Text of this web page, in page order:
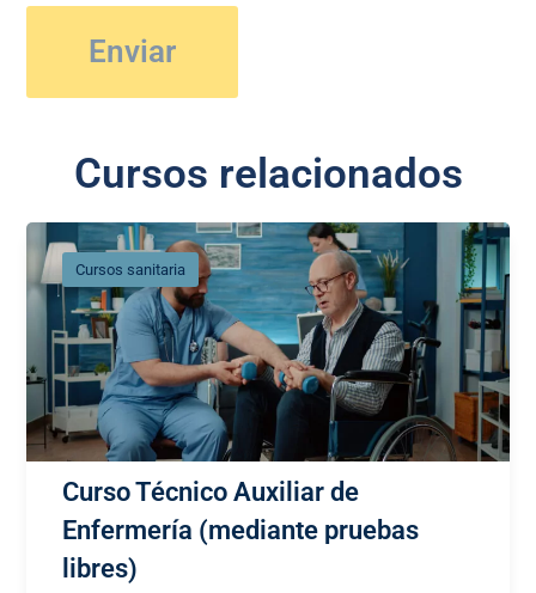
Cursos relacionados
Cursos sanitaria
Curso Técnico Auxiliar de
Enfermería (mediante pruebas
libres)